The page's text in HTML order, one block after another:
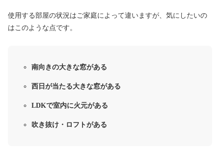
使用する部屋の状況はご家庭によって違いますが、気にしたいの
はこのような点です。
南向きの大きな窓がある
西日が当たる大きな窓がある
LDKで室内に火元がある
吹き抜け・ロフトがある